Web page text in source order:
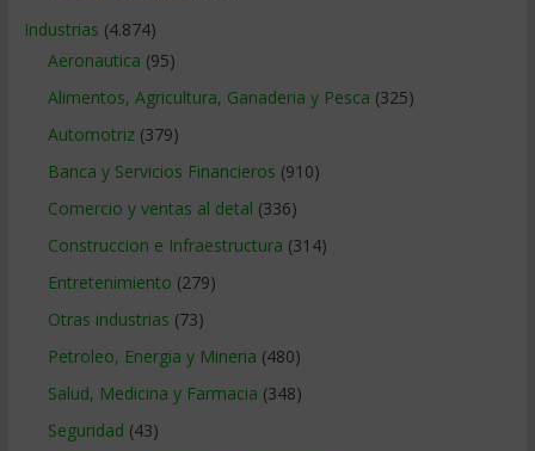
Industrias (4.874)
Aeronautica (95)
Alimentos, Agricultura, Ganaderia y Pesca (325)
Automotriz(379)
Banca y Servicios Financieros (910)
Comercio y ventas al detal (336)
Construccion e Infraestructura (314)
Entretenimiento (279)
Otras industrias (73)
Petroleo, Energia y Mineria (480)
Salud, Medicina y Farmacia (348)
Seguridad (43)